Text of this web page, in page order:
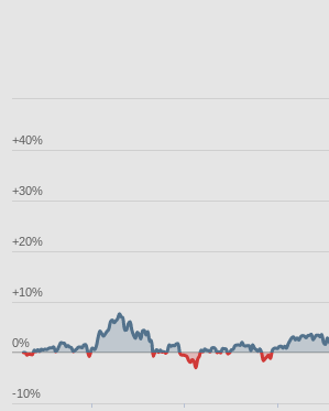
-10%
0%
+10%
+20%
+30%
+40%